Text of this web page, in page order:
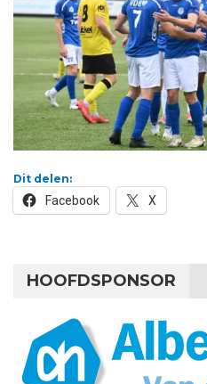
Dit delen:
Facebook X
HOOFDSPONSOR